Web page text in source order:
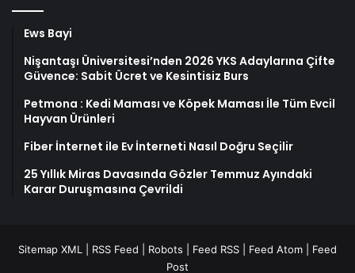
Ews Bayi
Nişantaşı Üniversitesi’nden 2026 YKS Adaylarına Çifte
Güvence: Sabit Ücret ve Kesintisiz Burs
Petmona : Kedi Maması ve Köpek Maması İle Tüm Evcil
Hayvan Ürünleri
Fiber İnternet ile Ev İnterneti Nasıl Doğru Seçilir
25 Yıllık Miras Davasında Gözler Temmuz Ayındaki
Karar Duruşmasına Çevrildi
Sitemap XML RSS Feed Robots Feed RSS Feed Atom
Feed
Post